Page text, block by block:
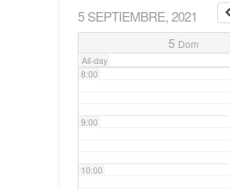
5 SEPTIEMBRE, 2021
5 Dom
All-day
7:00
8:00
9:00
10:00